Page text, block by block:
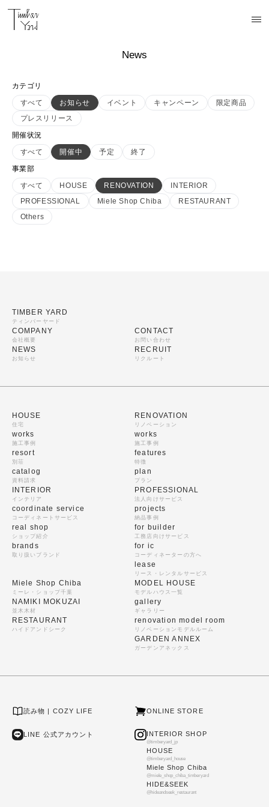
News
カテゴリ
すべて
お知らせ イベント キャンペーン
限定商品
プレスリリース
開催状況
すべて
開催中 予定
終了
事業部
すべて
HOUSE RENOVATION
INTERIOR
PROFESSIONAL
Miele Shop Chiba
RESTAURANT
Others
TIMBER YARD
ティンバーヤード
COMPANY
会社概要
NEWS
お知らせ
CONTACT
お問い合わせ
RECRUIT
リクルート
HOUSE
住宅
works
施工事例
resort
別荘
catalog
資料請求
RENOVATION
リノベーション
works
施工事例
features
特徴
plan
プラン
INTERIOR
インテリア
coordinate service
コーディネートサービス
real shop
ショップ紹介
brands
取り扱いブランド
PROFESSIONAL
法人向けサービス
projects
納品事例
for builder
工務店向けサービス
for ic
コーディネーターの方へ
lease
リース・レンタルサービス
Miele Shop Chiba
ミーレ・ショップ千葉
NAMIKI MOKUZAI
並木木材
RESTAURANT
ハイドアンドシーク
MODEL HOUSE
モデルハウス一覧
gallery
ギャラリー
renovation model room
リノベーションモデルルーム
GARDEN ANNEX
ガーデンアネックス
読み物 | COZY LIFE ONLINE STORE
LINE 公式アカウント INTERIOR SHOP
@timberyard_jp
HOUSE
@timberyard_house
Miele Shop Chiba
@miele_shop_chiba_timberyard
HIDE&SEEK
@hideandseek_restaurant